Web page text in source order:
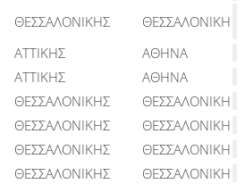
ΘΕΣΣΑΛΟΝΙΚΗΣ
ΘΕΣΣΑΛΟΝΙΚΗ
ΑΤΤΙΚΗΣ
ΑΘΗΝΑ
ΑΤΤΙΚΗΣ
ΑΘΗΝΑ
ΘΕΣΣΑΛΟΝΙΚΗΣ
ΘΕΣΣΑΛΟΝΙΚΗ
ΘΕΣΣΑΛΟΝΙΚΗΣ
ΘΕΣΣΑΛΟΝΙΚΗ
ΘΕΣΣΑΛΟΝΙΚΗΣ
ΘΕΣΣΑΛΟΝΙΚΗ
ΘΕΣΣΑΛΟΝΙΚΗΣ
ΘΕΣΣΑΛΟΝΙΚΗ